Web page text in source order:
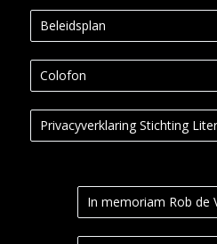
Beleidsplan
Colofon
Privacyverklaring Stichting
In memoriam Rob de